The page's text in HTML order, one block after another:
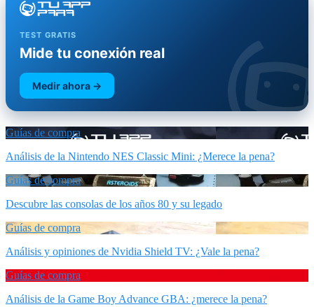
TEST GRATIS
Mide tu conexión real
Medir ahora →
Guías de compra
Análisis de la Nintendo NES Classic Mini: ¿Merece la pena?
Guías de compra
Descubre las consolas de los años 80 y su legado
Guías de compra
Análisis y opiniones de Nvidia Shield TV: ¿Vale la pena?
Guías de compra
Análisis de la Game Boy Advance GBA: ¿merece la pena?